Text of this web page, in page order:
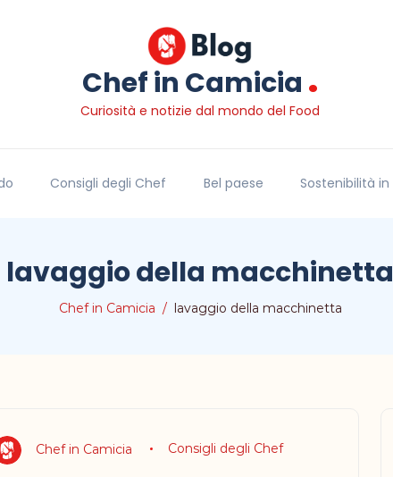
Chef in Camicia .
Curiosità e notizie dal mondo del Food
Consigli degli Chef Bel paese Sostenibilità
lavaggio della macchinetta
Chef in Camicia lavaggio della macchinetta
Chef in Camicia Consigli degli Chef